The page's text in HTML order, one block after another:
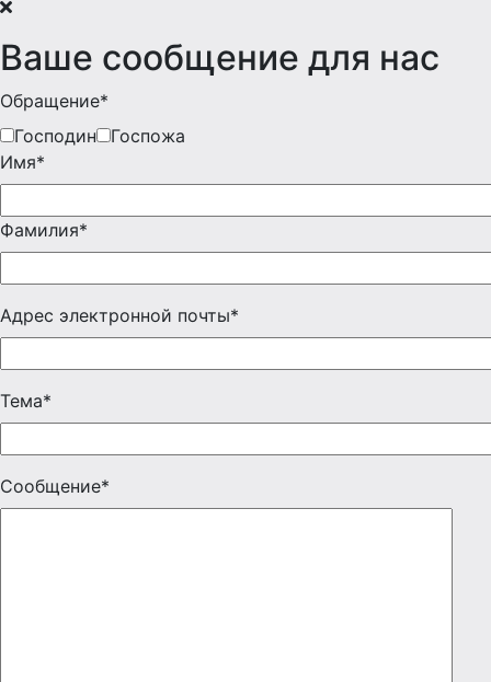
Ваше сообщение для нас
Обращение*
Господин
Госпожа
Имя*
Фамилия*
Адрес электронной почты*
Тема*
Сообщение*